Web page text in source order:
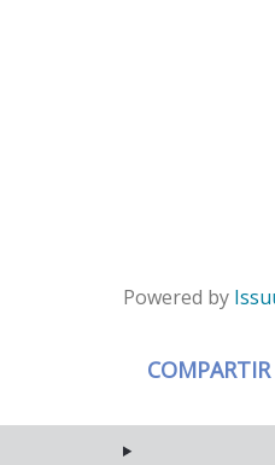
Powered by
COMPARTIR